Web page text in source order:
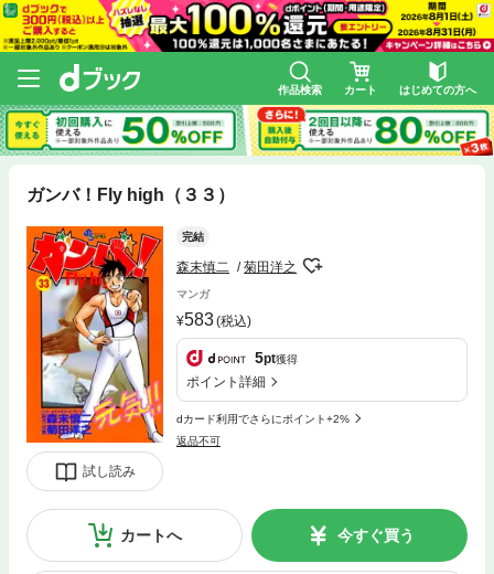
作品検索 カート はじめての方へ
ガンバ！Fly high（３３）
試し読み
完結
森末慎二 菊田洋之
マンガ
583(税込)
5pt獲得
ポイント詳細
dカード利用でさらにポイント+2%
返品不可
カートへ 今すぐ買う